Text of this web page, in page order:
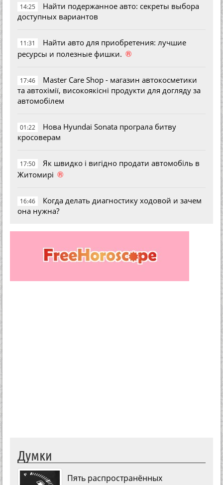
14:25
Найти подержанное авто: секреты выбора
доступных вариантов
11:31
Найти авто для приобретения: лучшие
ресурсы и полезные фишки. ®
17:46
Master Care Shop - магазин автокосметики
та автохімії, високоякісні продукти для догляду за
автомобілем
01:22
Нова Hyundai Sonata програла битву
кросоверам
17:50
Як швидко і вигідно продати автомобіль в
Житомирі ®
16:46
Когда делать диагностику ходовой и зачем
она нужна?
Думки
Пять распространённых